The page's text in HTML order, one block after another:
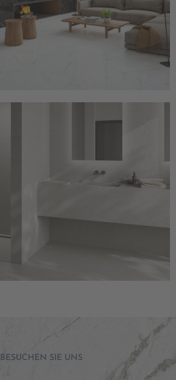
BESUCHEN SIE UNS